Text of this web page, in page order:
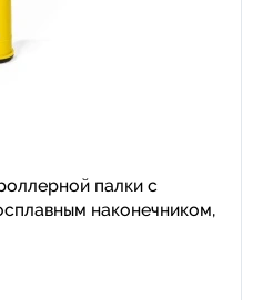
палки с
наконечником,